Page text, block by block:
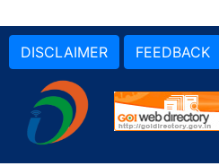
DISCLAIMER FEEDBACK